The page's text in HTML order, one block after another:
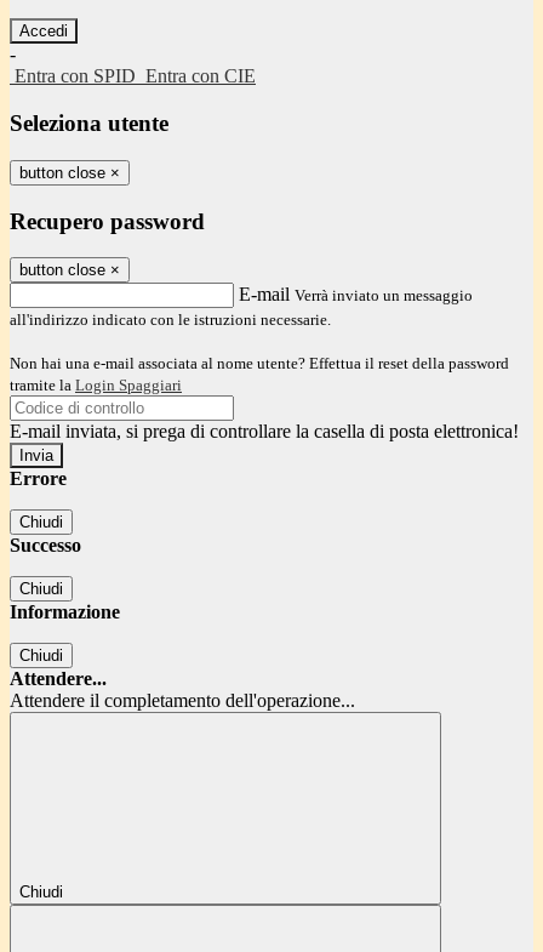
-
Entra con SPID Entra con CIE
Seleziona utente
button close ×
Recupero password
button close ×
E-mail Verrà inviato un messaggio
all'indirizzo indicato con le istruzioni necessarie.
Non hai una e-mail associata al nome utente? Effettua il reset della password
tramite la Login Spaggiari
E-mail inviata, si prega di controllare la casella di posta elettronica!
Errore
Chiudi
Successo
Chiudi
Informazione
Chiudi
Attendere...
Attendere il completamento dell'operazione...
Chiudi